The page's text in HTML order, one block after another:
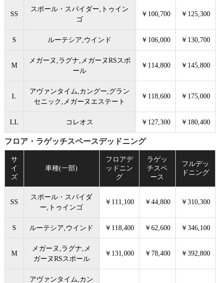
SS
スポール・スパイダー,トゥイン
ゴ
￥100,700 ￥125,300
S ルーテシア,ウインド ￥106,000 ￥130,700
M
メガーヌ,ラグナ,メガーヌRSスポ
ール
￥114,800 ￥145,800
L
アヴァンタイム,カングー,グラン
セニック,メガーヌエステート
￥118,600 ￥175,000
LL コレオス ￥127,300 ￥180,400
フロア・ラゲッチスペースデッドニング
サ
イ
ズ
車種(一部)
フロアデ
ッドニン
グ
ラゲッ
チスペ
ース
フルデッ
ドニング
SS
スポール・スパイダ
ー,トゥインゴ
￥111,100 ￥44,800 ￥310,300
S ルーテシア,ウインド ￥118,400 ￥62,600 ￥346,100
M
メガーヌ,ラグナ,メ
ガーヌRSスポール
￥131,000 ￥78,400 ￥392,800
アヴァンタイム,カン